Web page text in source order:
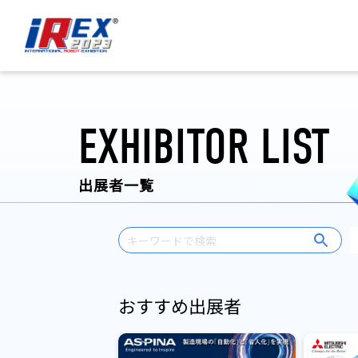
EXHIBITOR LIST
出展者一覧
おすすめ出展者